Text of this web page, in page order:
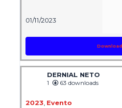
01/11/2023
Download
DERNIAL NETO
1 63 downloads
2023 Evento